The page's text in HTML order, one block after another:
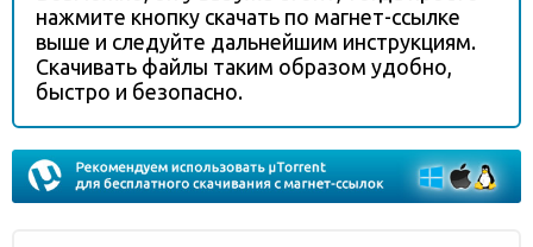
нажмите кнопку скачать по магнет-ссылке
выше и следуйте дальнейшим инструкциям.
Скачивать файлы таким образом удобно,
быстро и безопасно.